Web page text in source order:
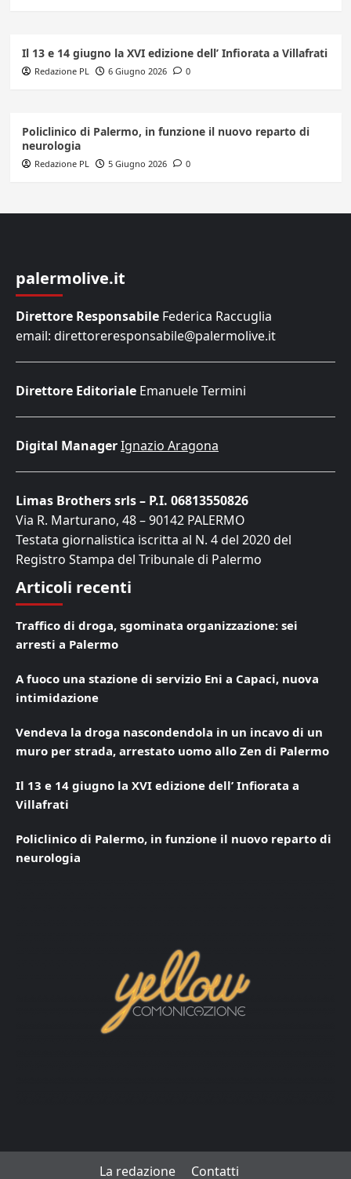
Il 13 e 14 giugno la XVI edizione dell’ Infiorata a Villafrati
Redazione PL 6 Giugno 2026 0
Policlinico di Palermo, in funzione il nuovo reparto di
neurologia
Redazione PL 5 Giugno 2026 0
palermolive.it
Direttore Responsabile Federica Raccuglia
email: direttoreresponsabile@palermolive.it
Direttore Editoriale Emanuele Termini
Digital ManagerIgnazio Aragona
Limas Brothers srls – P.I. 06813550826
Via R. Marturano, 48 – 90142 PALERMO
Testata giornalistica iscritta al N. 4 del 2020 del
Registro Stampa del Tribunale di Palermo
Articoli recenti
Traffico di droga, sgominata organizzazione: sei
arresti a Palermo
A fuoco una stazione di servizio Eni a Capaci, nuova
intimidazione
Vendeva la droga nascondendola in un incavo di un
muro per strada, arrestato uomo allo Zen di Palermo
Il 13 e 14 giugno la XVI edizione dell’ Infiorata a
Villafrati
Policlinico di Palermo, in funzione il nuovo reparto di
neurologia
La redazione Contatti